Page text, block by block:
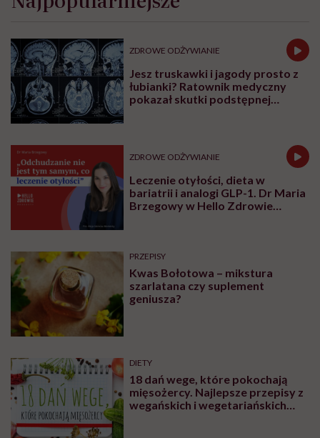
rodzinie
coś,
bez
czego
współczesna
medycyna
sobie
nie
ZDROWE ODŻYWIANIE
Jesz truskawki i jagody prosto z
łubianki? Ratownik medyczny
pokazał skutki podstępnej
ZDROWE ODŻYWIANIE
Leczenie otyłości, dieta w
bariatrii i analogi GLP-1. Dr Maria
Brzegowy w Hello Zdrowie
PRZEPISY
Kwas Bołotowa – mikstura
szarlatana czy suplement
geniusza?
DIETY
18 dań wege, które pokochają
mięsożercy. Najlepsze przepisy z
wegańskich i wegetariańskich